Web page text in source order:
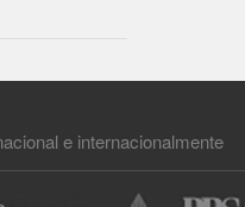
e internacionalmente